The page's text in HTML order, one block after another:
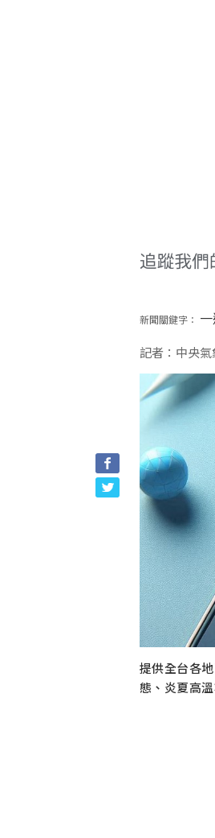
新聞關鍵字：
記者：中央氣
提供全台各
態、炎夏高